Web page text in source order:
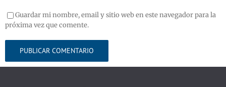
Guardar mi nombre, email y sitio web en este navegador para la
próxima vez que comente.